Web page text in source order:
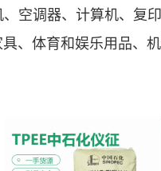
空调器、计算机、复
、体育和娱乐用品、机